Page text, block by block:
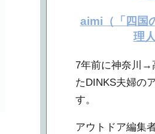
aimi（「四国
理人
7年前に神奈川→
たDINKS夫婦の
す。
アウトドア編集